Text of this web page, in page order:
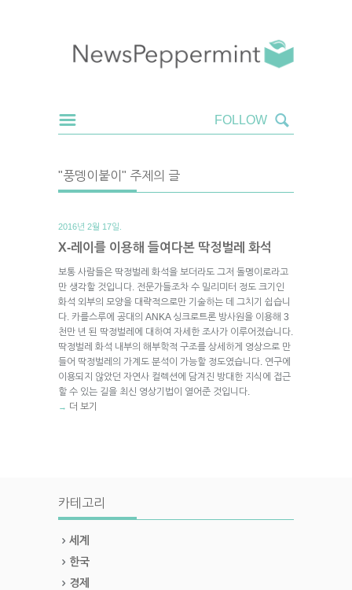
"풍뎅이붙이" 주제의 글
2016년 2월 17일.
X-레이를 이용해 들여다본 딱정벌레 화석
보통 사람들은 딱정벌레 화석을 보더라도 그저 돌멩이로라고
만 생각할 것입니다. 전문가들조차 수 밀리미터 정도 크기인
화석 외부의 모양을 대략적으로만 기술하는 데 그치기 쉽습니
다. 카를스루에 공대의 ANKA 싱크로트론 방사원을 이용해 3
천만 년 된 딱정벌레에 대하여 자세한 조사가 이루어졌습니다.
딱정벌레 화석 내부의 해부학적 구조를 상세하게 영상으로 만
들어 딱정벌레의 가계도 분석이 가능할 정도였습니다. 연구에
이용되지 않았던 자연사 컬렉션에 담겨진 방대한 지식에 접근
할 수 있는 길을 최신 영상기법이 열어준 것입니다.
→ 더 보기
카테고리
세계
한국
경제